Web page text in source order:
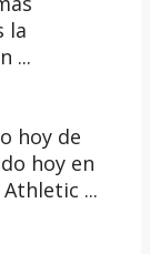
la
...
hoy de
hoy en
...